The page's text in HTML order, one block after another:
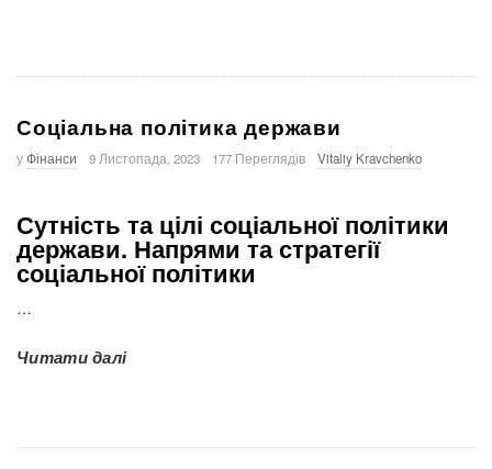
Соціальна політика держави
уФінанси 9 Листопада, 2023 177 Переглядів Vitaliy Kravchenko
Сутність та цілі соціальної політики
держави. Напрями та стратегії
соціальної політики
…
Читати далі